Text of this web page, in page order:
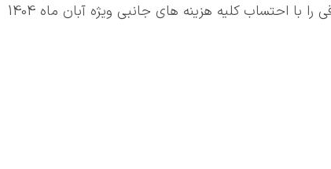
🔹شرکت مدیران خودرو قیمت جدید فونیکس FX برقی را با احتساب کلیه هزینه های جانبی ویژه آبان ماه 1404